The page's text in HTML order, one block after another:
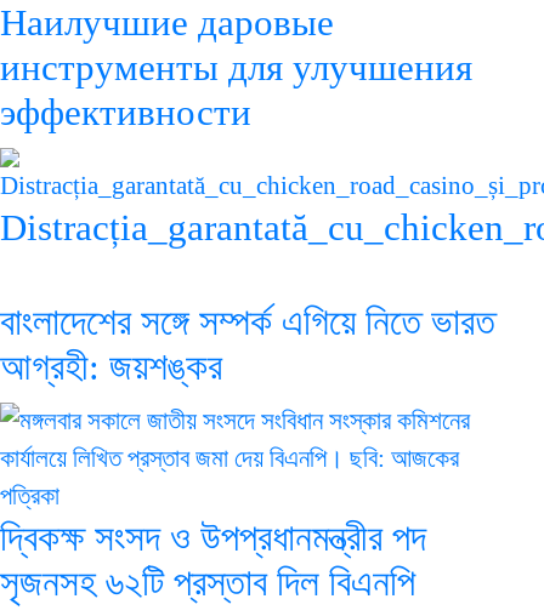
Наилучшие даровые
инструменты для улучшения
эффективности
বাংলাদেশের সঙ্গে সম্পর্ক এগিয়ে নিতে ভারত
আগ্রহী: জয়শঙ্কর
দ্বিকক্ষ সংসদ ও উপপ্রধানমন্ত্রীর পদ
সৃজনসহ ৬২টি প্রস্তাব দিল বিএনপি